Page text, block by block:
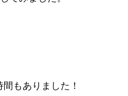
もありました！